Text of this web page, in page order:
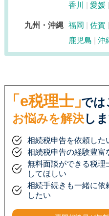
香川
愛媛
九州・沖縄 福岡 佐賀
鹿児島
沖
「e税理士」では
お悩みを解決し
相続税申告を依頼した
相続税申告の経験豊富
無料面談ができる税理
してほしい
相続手続きも一緒に依
したい